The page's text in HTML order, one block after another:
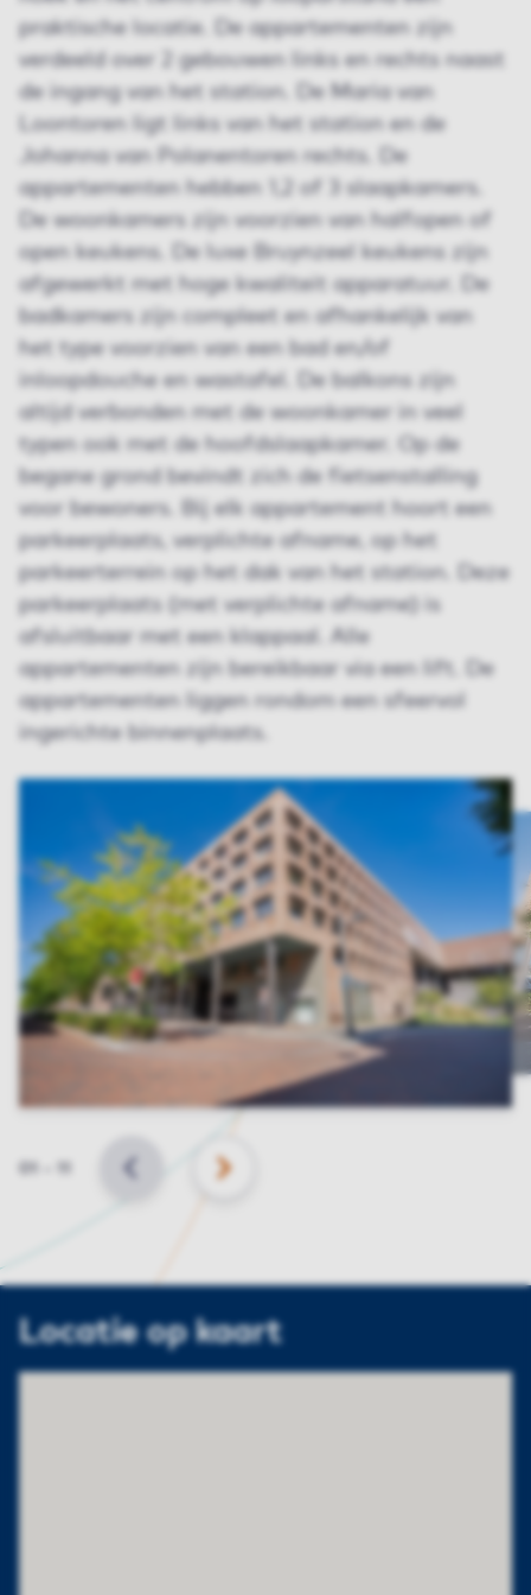
praktische locatie. De appartementen zijn
verdeeld over 2 gebouwen links en rechts naast
de ingang van het station. De Maria van
Loontoren ligt links van het station en de
Johanna van Polanentoren rechts. De
appartementen hebben 1,2 of 3 slaapkamers.
De woonkamers zijn voorzien van halfopen of
open keukens. De luxe Bruynzeel keukens zijn
afgewerkt met hoge kwaliteit apparatuur. De
badkamers zijn compleet en afhankelijk van
het type voorzien van een bad en/of
inloopdouche en wastafel. De balkons zijn
altijd verbonden met de woonkamer in veel
typen ook met de hoofdslaapkamer. Op de
begane grond bevindt zich de fietsenstalling
voor bewoners. Bij elk appartement hoort een
parkeerplaats, verplichte afname, op het
parkeerterrein op het dak van het station. Deze
parkeerplaats (met verplichte afname) is
afsluitbaar met een klappaal. Alle
appartementen zijn bereikbaar via een lift. De
appartementen liggen rondom een sfeervol
ingerichte binnenplaats.
Slide
VORIGE VOLGENDE
Locatie op kaart